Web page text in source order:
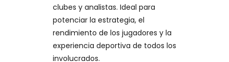
clubes y analistas. Ideal para
potenciar la estrategia, el
rendimiento de los jugadores y la
experiencia deportiva de todos los
involucrados.